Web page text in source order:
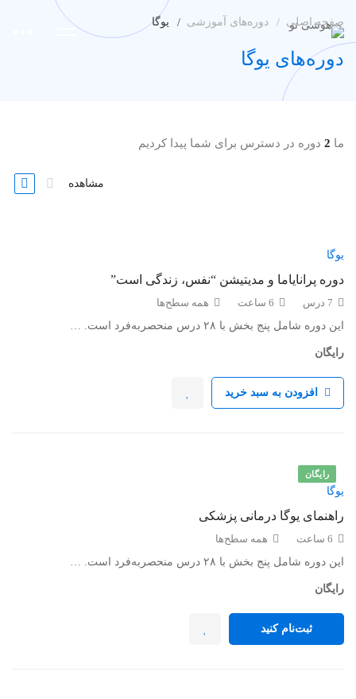
صفحه اصلی دوره‌های آموزشی یوگا
دوره‌های یوگا
ما 2 دوره در دسترس برای شما پیدا کردیم
مشاهده
یوگا
دوره پرانایاما و مدیتیشن “نفس، زندگی است”
7 درس 6 ساعت
همه سطح‌ها
این دوره شامل پنج بخش با ۲۸ درس منحصربه‌فرد است. …
رایگان
افزودن به سبد خرید
رایگان
یوگا
راهنمای یوگا درمانی پزشکی
6 ساعت
همه سطح‌ها
این دوره شامل پنج بخش با ۲۸ درس منحصربه‌فرد است. …
رایگان
ثبت‌نام کنید